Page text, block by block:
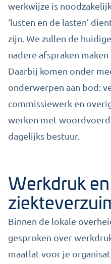
werkwijze is
‘lusten en de lasten’
zijn. We zullen de
nadere afspraken
Daarbij komen onder
onderwerpen aan bod:
commissiewerk en
werken met
dagelijks bestuur.
Werkdruk en
Binnen de lokale
gesproken over
maatlat voor je